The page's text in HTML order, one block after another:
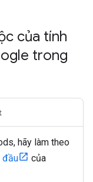
của tính
trong
hãy làm theo
đầu
của